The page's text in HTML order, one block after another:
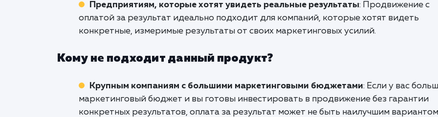
Предприятиям, которые хотят увидеть реальные результаты: Продвижение с
оплатой за результат идеально подходит для компаний, которые хотят видеть
конкретные, измеримые результаты от своих маркетинговых усилий.
Кому не подходит данный продукт?
Крупным компаниям с большими маркетинговыми бюджетами: Если у вас
маркетинговый бюджет и вы готовы инвестировать в продвижение без гарантии
конкретных результатов, оплата за результат может не быть наилучшим